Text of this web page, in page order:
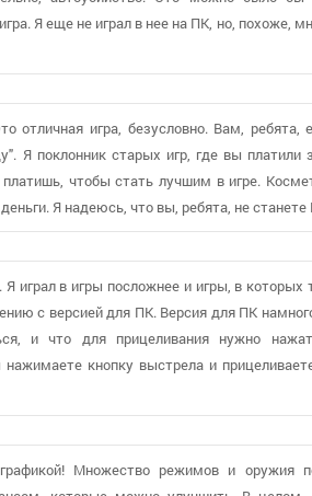
Я еще не играл в нее на ПК, но, похоже,
игра, безусловно. Вам, ребята,
Я поклонник старых игр, где вы платили
чтобы стать лучшим в игре.
Я надеюсь, что вы, ребята, не станете
играл в игры посложнее и игры, в которых
с версией для ПК. Версия для ПК
и что для прицеливания нужно
кнопку выстрела и
Множество режимов и оружия